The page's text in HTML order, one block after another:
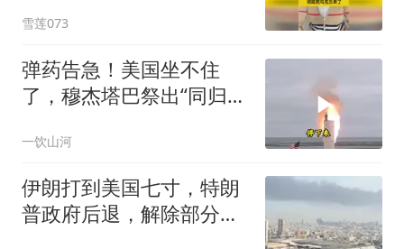
雪莲073
弹药告急！美国坐不住
了，穆杰塔巴祭出“同归于
一饮山河
伊朗打到美国七寸，特朗
普政府后退，解除部分制